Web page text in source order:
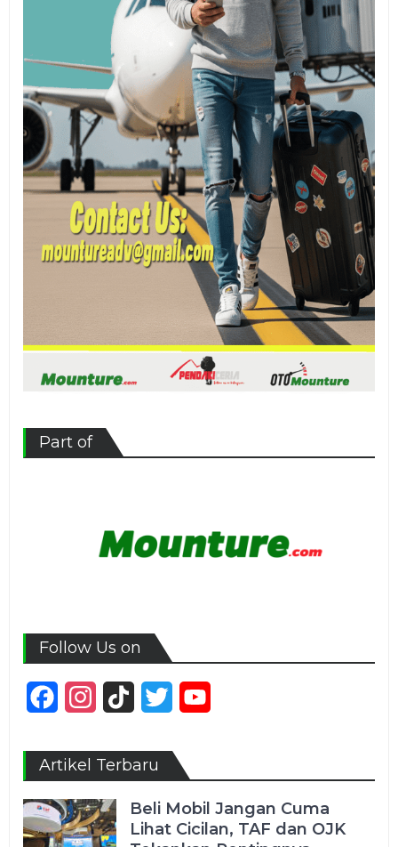
Part of
Follow Us on
FacebookInstagram
TikTok Twitter
Artikel Terbaru
Beli Mobil Jangan Cuma
Lihat Cicilan, TAF dan OJK